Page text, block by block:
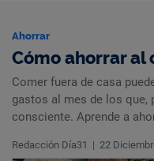
Ahorrar
Cómo ahorrar al
Comer fuera de casa
gastos al mes de los que,
consciente. Aprende a
Redacción Día31 | 22